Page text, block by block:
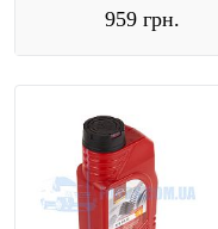
959 грн.